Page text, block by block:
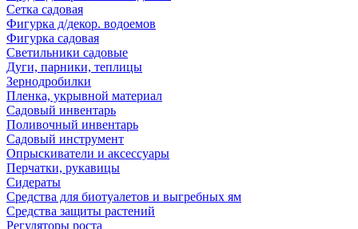
Сетка садовая
Фигурка д/декор. водоемов
Фигурка садовая
Светильники садовые
Дуги, парники, теплицы
Зернодробилки
Пленка, укрывной материал
Садовый инвентарь
Поливочный инвентарь
Садовый инструмент
Опрыскиватели и аксессуары
Перчатки, рукавицы
Сидераты
Средства для биотуалетов и выгребных ям
Средства защиты растений
Регуляторы роста